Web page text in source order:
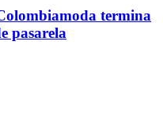
termina
pasarela